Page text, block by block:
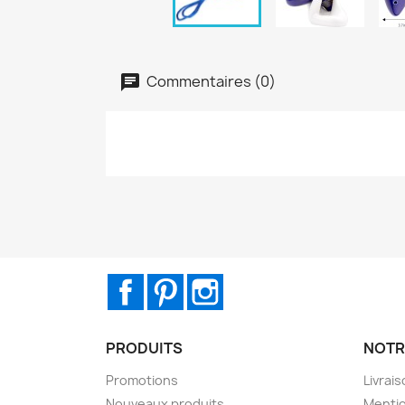
Commentaires (0)
FacebookPinterest
PRODUITS
Promotions